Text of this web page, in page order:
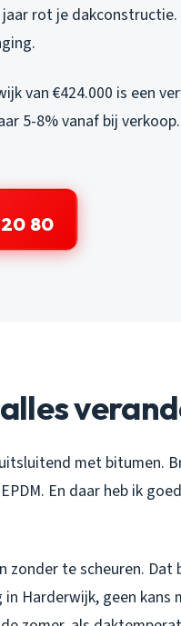
rot je
van €424.000 is een
5-8% vanaf bij
20 80
met bitumen.
En daar heb ik
zonder te scheuren.
Harderwijk, geen kans